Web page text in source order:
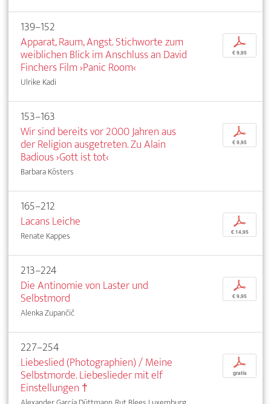
139–152
Apparat, Raum, Angst. Stichworte zum
weiblichen Blick im Anschluss an David
Finchers Film ›Panic Room‹
Ulrike Kadi
p
€ 9,95
153–163
Wir sind bereits vor 2000 Jahren aus
der Religion ausgetreten. Zu Alain
Badious ›Gott ist tot‹
Barbara Kösters
p
€ 9,95
165–212
Lacans Leiche
Renate Kappes
p
€ 14,95
213–224
Die Antinomie von Laster und
Selbstmord
Alenka Zupančič
p
€ 9,95
227–254
Liebeslied (Photographien) / Meine
Selbstmorde. Liebeslieder mit elf
Einstellungen †
p
gratis